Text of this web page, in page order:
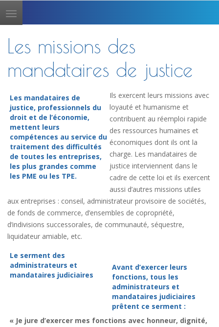
Toggle
navigation
Les missions des
mandataires de justice
Les mandataires de
justice, professionnels du
droit et de l’économie,
mettent leurs
compétences au service du
traitement des difficultés
de toutes les entreprises,
les plus grandes comme
les PME ou les TPE.
Ils exercent leurs missions avec
loyauté et humanisme et
contribuent au réemploi rapide
des ressources humaines et
économiques dont ils ont la
charge. Les mandataires de
justice interviennent dans le
cadre de cette loi et ils exercent
aussi d’autres missions utiles
aux entreprises : conseil, administrateur provisoire de sociétés,
de fonds de commerce, d’ensembles de copropriété,
d’indivisions successorales, de communauté, séquestre,
liquidateur amiable, etc.
Le serment des
administrateurs et
mandataires judiciaires
Avant d’exercer leurs
fonctions, tous les
administrateurs et
mandataires judiciaires
prêtent ce serment :
« Je jure d’exercer mes fonctions avec honneur, dignité,